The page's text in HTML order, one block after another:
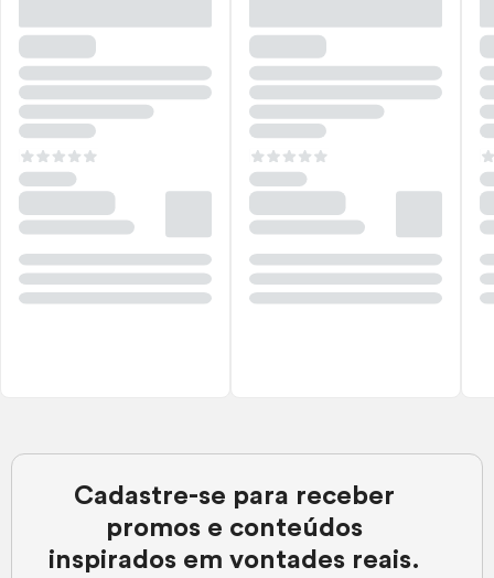
Cadastre-se para receber
promos e conteúdos
inspirados em vontades reais.